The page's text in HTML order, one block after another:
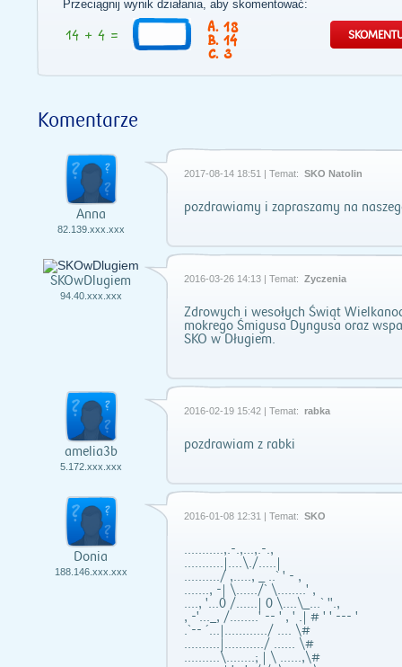
Przeciągnij wynik działania, aby skomentować:
18
14
3
Komentarze
Anna
82.139.xxx.xxx
2017-08-14 18:51 | Temat: SKO Natolin
pozdrawiamy i zapraszamy na
SKOwDlugiem
94.40.xxx.xxx
2016-03-26 14:13 | Temat: Życzenia
Zdrowych i wesołych Świąt
mokrego Śmigusa Dyngusa oraz
SKO w Długiem.
amelia3b
5.172.xxx.xxx
2016-02-19 15:42 | Temat: rabka
pozdrawiam z rabki
Donia
188.146.xxx.xxx
2016-01-08 12:31 | Temat: SKO
...........,.-.,...,.-.,
...........|....\./.....|
........../ ,....., _ ..` ' - ,
......., -| \....../` \........' ,
...., '...0 /......| 0 \....\_...` ".,
, -'..._, /........' -- ' , ' .| # ' ' --- '
.`-- ´...|............/ .... \#
..........|.........../ ...... \#
..........\........; | \ ......,\#